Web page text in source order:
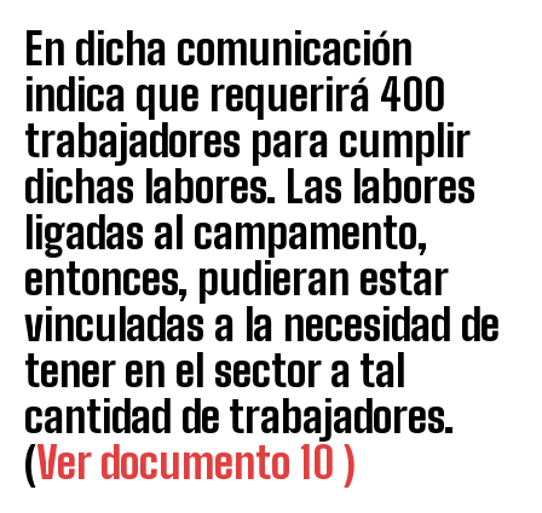
En dicha comunicación
indica que requerirá 400
trabajadores para cumplir
dichas labores. Las labores
ligadas al campamento,
entonces, pudieran estar
vinculadas a la necesidad de
tener en el sector a tal
cantidad de trabajadores.
(Ver documento 10 )